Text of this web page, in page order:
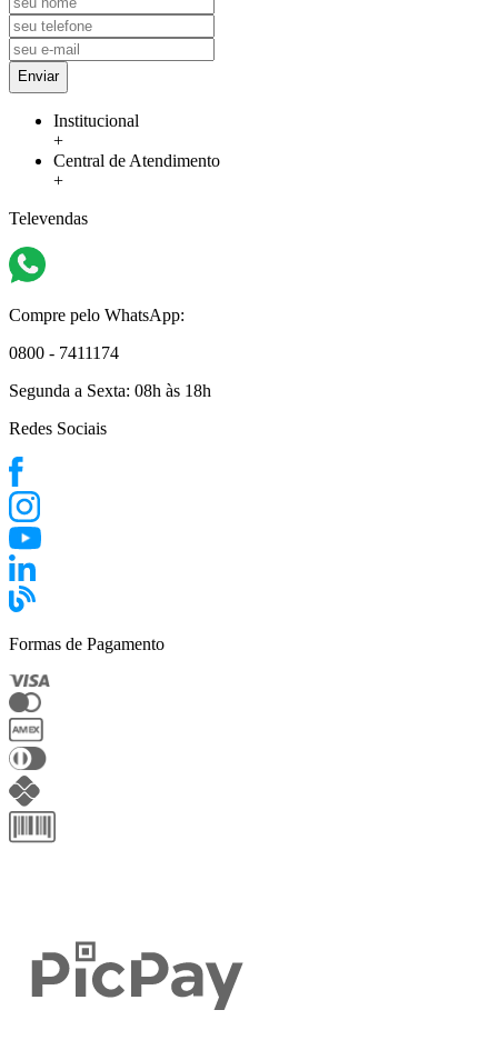
Enviar
Institucional
+
Central de Atendimento
+
Televendas
Compre pelo WhatsApp:
0800 - 7411174
Segunda a Sexta: 08h às 18h
Redes Sociais
Formas de Pagamento